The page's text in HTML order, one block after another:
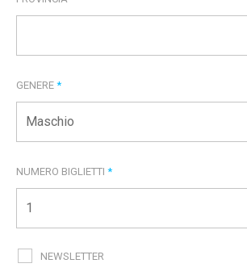
GENERE *
NUMERO BIGLIETTI *
NEWSLETTER